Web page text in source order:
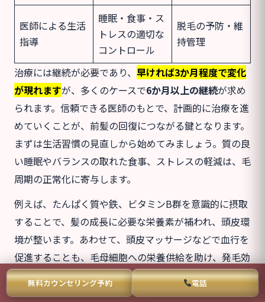
医師による生活
指導
睡眠・食事・ス
トレスの適切な
コントロール
脱毛の予防・維
持管理
治療には継続が必要であり、 早ければ3か月程度で変化
が現れますが、多くのケースで6か月以上の継続が求め
られます。信頼できる医師のもとで、計画的に治療を進
めていくことが、前髪の回復につながる鍵となります。
まずは生活習慣の見直しから始めてみましょう。質の良
い睡眠やバランスの取れた食事、ストレスの軽減は、毛
周期の正常化に寄与します。
例えば、たんぱく質や鉄、ビタミンB群を意識的に摂取
することで、髪の成長に必要な栄養素が補われ、頭皮環
境が整います。あわせて、頭皮マッサージなどで血行を
促進することも、毛母細胞への栄養供給を助け、発毛効
果が期待できます。
無料カウンセリング予約 電話